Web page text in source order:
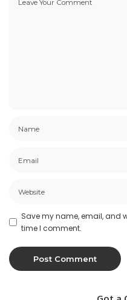
Save my name, email, and
time I comment.